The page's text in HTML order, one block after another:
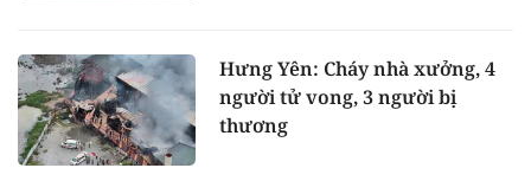
Hưng Yên: Cháy nhà xưởng, 4
người tử vong, 3 người bị
thương